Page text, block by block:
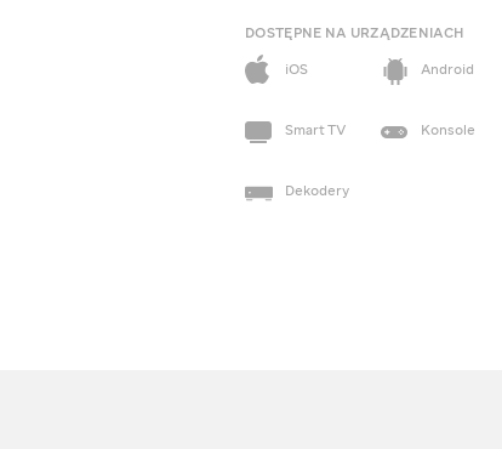
DOSTĘPNE NA URZĄDZENIACH
iOS
Android
Smart TV Konsole
Dekodery